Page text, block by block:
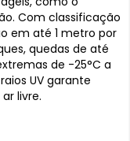
Com classificação
em até 1 metro por
quedas de até
de -25°C a
UV garante
livre.